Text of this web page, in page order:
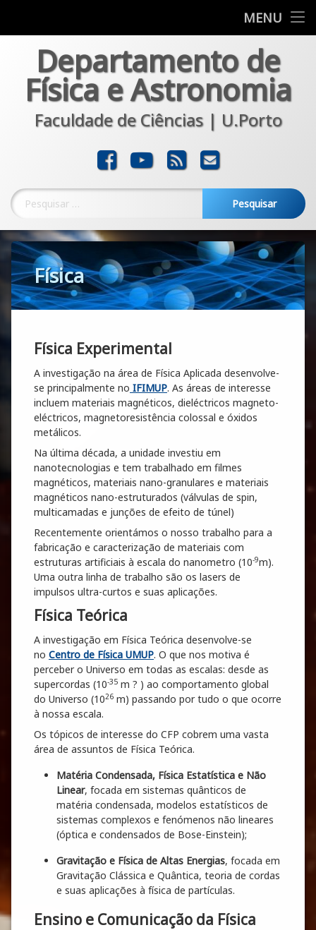
MENU
Formação
Investigação
Comunicação
Noticias
Departamento de
Física e Astronomia
Faculdade de Ciências | U.Porto
FacebookYouTube
RSS E-mail
Pesquisar por:
Física
Física Experimental
A investigação na área de Física Aplicada desenvolve-
se principalmente no IFIMUP. As áreas de interesse
incluem materiais magnéticos, dieléctricos magneto-
eléctricos, magnetoresistência colossal e óxidos
metálicos.
Na última década, a unidade investiu em
nanotecnologias e tem trabalhado em filmes
magnéticos, materiais nano-granulares e materiais
magnéticos nano-estruturados (válvulas de spin,
multicamadas e junções de efeito de túnel)
Recentemente orientámos o nosso trabalho para a
fabricação e caracterização de materiais com
estruturas artificiais à escala do nanometro (10-9m).
Uma outra linha de trabalho são os lasers de
impulsos ultra-curtos e suas aplicações.
Física Teórica
A investigação em Física Teórica desenvolve-se
no Centro de Física UMUP. O que nos motiva é
perceber o Universo em todas as escalas: desde as
supercordas (10-35 m ? ) ao comportamento global
do Universo (1026 m) passando por tudo o que ocorre
à nossa escala.
Os tópicos de interesse do CFP cobrem uma vasta
área de assuntos de Física Teórica.
Matéria Condensada, Física Estatística e Não
Linear, focada em sistemas quânticos de
matéria condensada, modelos estatísticos de
sistemas complexos e fenómenos não lineares
(óptica e condensados de Bose-Einstein);
Gravitação e Física de Altas Energias, focada em
Gravitação Clássica e Quântica, teoria de cordas
e suas aplicações à física de partículas.
Ensino e Comunicação da Física